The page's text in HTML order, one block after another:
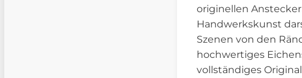
originellen
Handwerkskunst
Szenen von den
hochwertiges
vollständiges